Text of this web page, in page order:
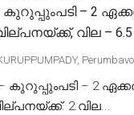
– 2
വില – 6.5
കുറുപ്പുംപടി – 2
2.വില...